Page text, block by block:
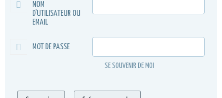
NOM
D'UTILISATEUR OU
EMAIL
MOT DE PASSE
SE SOUVENIR DE MOI